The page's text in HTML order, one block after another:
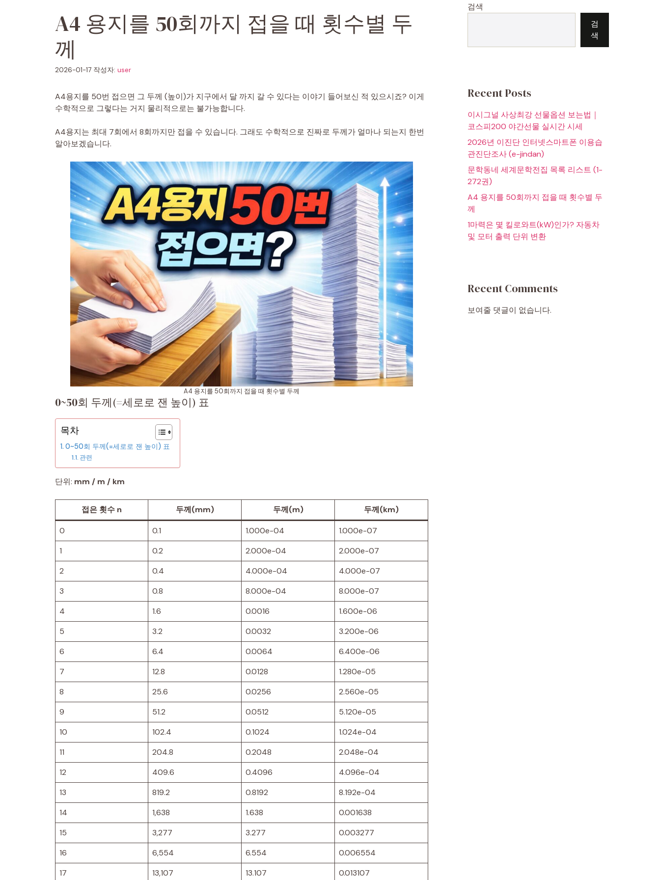
A4 용지를 50회까지 접을 때 횟수별 두
께
2026-01-17 작성자: user
A4용지를 50번 접으면 그 두께 (높이)가 지구에서 달 까지 갈 수 있다는 이야기 들어보신 적 있으시죠? 이게
수학적으로 그렇다는 거지 물리적으로는 불가능합니다.
A4용지는 최대 7회에서 8회까지만 접을 수 있습니다. 그래도 수학적으로 진짜로 두께가 얼마나 되는지 한번
알아보겠습니다.
A4 용지를 50회까지 접을 때 횟수별 두께
0~50회 두께(=세로로 잰 높이) 표
목차
0~50회 두께(=세로로 잰 높이) 표
관련
단위: mm / m / km
접은 횟수 n 두께(mm) 두께(m) 두께(km)
0 0.1 1.000e-04
1.000e-07
1
0.2 2.000e-04
2.000e-07
2
0.4 4.000e-04
4.000e-07
3
0.8 8.000e-04
8.000e-07
4
1.6 0.0016
1.600e-06
5
3.2 0.0032
3.200e-06
6
6.4 0.0064
6.400e-06
7
12.8 0.0128
1.280e-05
8
25.6 0.0256
2.560e-05
9
51.2 0.0512
5.120e-05
10
102.4 0.1024
1.024e-04
11
204.8 0.2048
2.048e-04
12
409.6 0.4096
4.096e-04
13
819.2 0.8192
8.192e-04
14
1,638 1.638
0.001638
15
3,277 3.277
0.003277
16
6,554 6.554
0.006554
17
13,107 13.107 0.013107
검색
검
색
Recent Posts
이시그널 사상최강 선물옵션 보는법｜
코스피200 야간선물 실시간 시세
2026년 이진단 인터넷스마트폰 이용습
관진단조사 (e-jindan)
문학동네 세계문학전집 목록 리스트 (1-
272권)
A4 용지를 50회까지 접을 때 횟수별 두
께
1마력은 몇 킬로와트(kW)인가? 자동차
및 모터 출력 단위 변환
Recent Comments
보여줄 댓글이 없습니다.